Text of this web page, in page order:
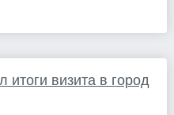
итоги визита в город